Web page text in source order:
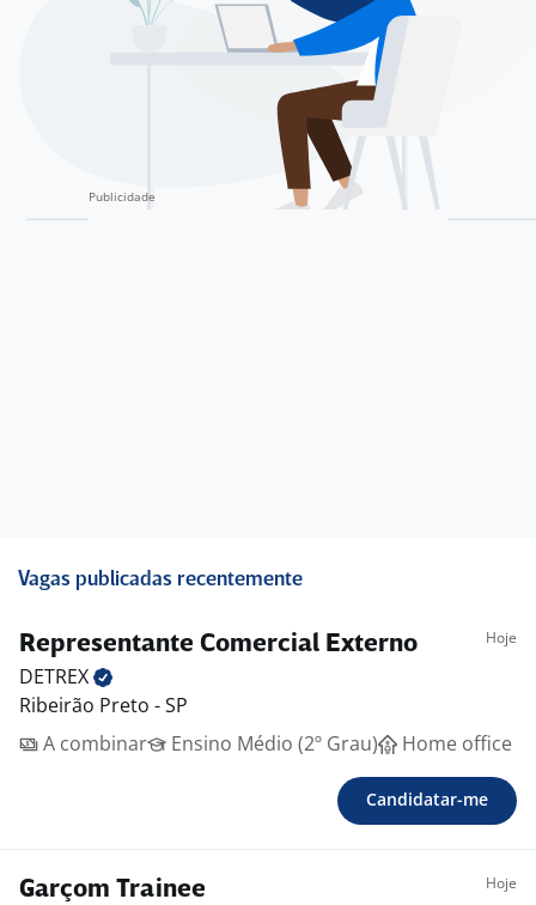
Vagas publicadas recentemente
Representante Comercial Externo Hoje
DETREX
Ribeirão Preto - SP
A combinar
Ensino Médio (2º Grau) Home office
Candidatar-me
Garçom Trainee Hoje